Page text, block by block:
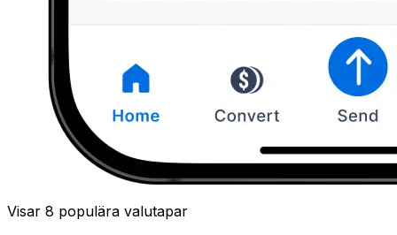
Visar 8 populära valutapar